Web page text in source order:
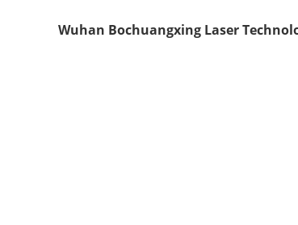
Wuhan Bochuangxing Laser